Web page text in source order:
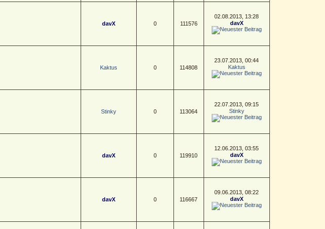
davX 0 111576
02.08.2013, 13:28
davX
Kaktus 0 114808
23.07.2013, 00:44
Kaktus
Stinky 0 113064
22.07.2013, 09:15
Stinky
davX 0 119910
12.06.2013, 03:55
davX
davX 0 116667
09.06.2013, 08:22
davX